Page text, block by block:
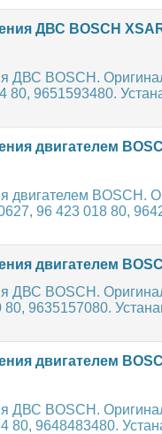
ДВС BOSCH
ДВС BOSCH.
80, 9651593480.
двигателем
двигателем BOSCH.
96 423 018 80,
двигателем
ДВС BOSCH.
9635157080.
двигателем
ДВС BOSCH.
80, 9648483480.